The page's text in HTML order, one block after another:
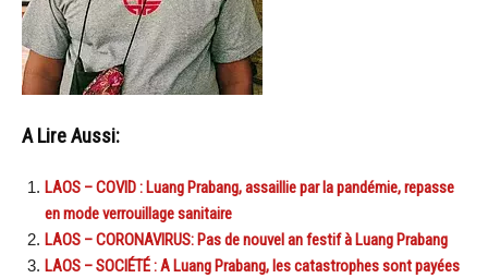
A Lire Aussi:
LAOS – COVID : Luang Prabang, assaillie par la pandémie, repasse
en mode verrouillage sanitaire
LAOS – CORONAVIRUS: Pas de nouvel an festif à Luang Prabang
LAOS – SOCIÉTÉ : A Luang Prabang, les catastrophes sont payées